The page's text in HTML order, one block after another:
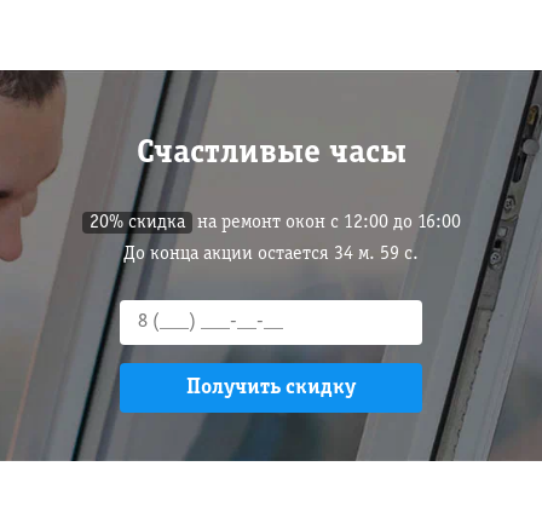
Счастливые часы
20% скидка
на ремонт окон с 12:00 до 16:00
До конца акции остается 34 м. 58 с.